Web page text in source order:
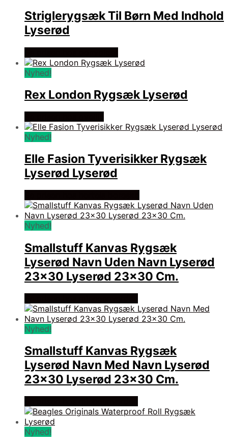
Striglerygsæk Til Børn Med Indhold
Lyserød
Nyhed!
Rex London Rygsæk Lyserød
Nyhed!
Elle Fasion Tyverisikker Rygsæk
Lyserød Lyserød
Nyhed!
Smallstuff Kanvas Rygsæk
Lyserød Navn Uden Navn Lyserød
23×30 Lyserød 23×30 Cm.
Nyhed!
Smallstuff Kanvas Rygsæk
Lyserød Navn Med Navn Lyserød
23×30 Lyserød 23×30 Cm.
Nyhed!